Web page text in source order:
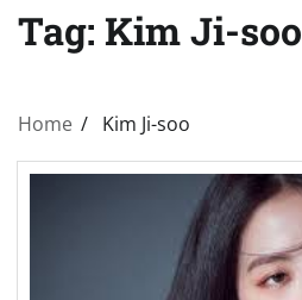
Tag: Kim Ji-soo
Home Kim Ji-soo